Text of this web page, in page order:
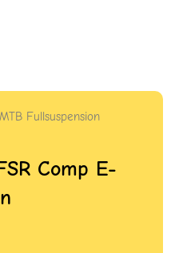
Fullsuspension
Comp E-